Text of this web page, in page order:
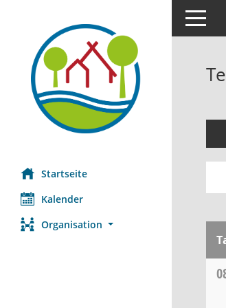
Startseite
Kalender
Organisation
Toggle